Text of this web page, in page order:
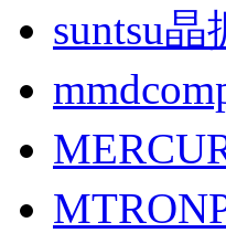
suntsu晶